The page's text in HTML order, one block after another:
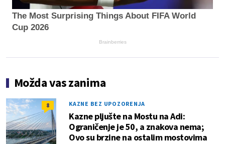
The Most Surprising Things About FIFA World
Cup 2026
Brainberries
Možda vas zanima
8 KAZNE BEZ UPOZORENJA
Kazne pljušte na Mostu na Adi:
Ograničenje je 50, a znakova nema;
Ovo su brzine na ostalim mostovima